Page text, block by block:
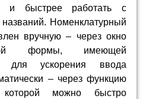
и быстрее работать с
Номенклатурный
вручную – через окно
формы, имеющей
для ускорения ввода
– через функцию
которой можно быстро